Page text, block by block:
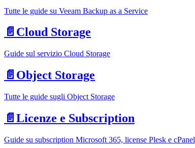
Tutte le guide su Veeam Backup as a Service
📄️ Cloud Storage
Guide sul servizio Cloud Storage
📄️ Object Storage
Tutte le guide sugli Object Storage
📄️ Licenze e Subscription
Guide su subscription Microsoft 365, license Plesk e cPanel